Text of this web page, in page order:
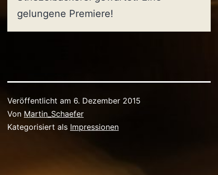
gelungene Premiere!
Veröffentlicht am 6. Dezember 2015
Von Martin_Schaefer
Kategorisiert als Impressionen